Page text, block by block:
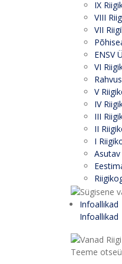
IX
VIII
VII
ENSV
VI
V
IV
III
II
I
Infoallikad
Infoallikad
Teeme